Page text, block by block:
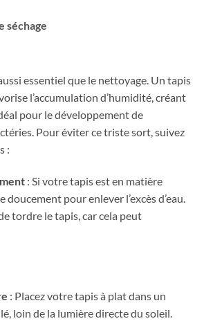
séchage
essentiel que le nettoyage. Un tapis
l’accumulation d’humidité, créant
pour le développement de
Pour éviter ce triste sort, suivez
:
: Si votre tapis est en matière
doucement pour enlever l’excès d’eau.
tordre le tapis, car cela peut
: Placez votre tapis à plat dans un
loin de la lumière directe du soleil.